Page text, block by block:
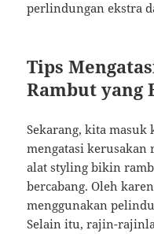
perlindungan ekstra
Tips
Rambut yang
Sekarang, kita masuk
mengatasi kerusakan
alat styling bikin
bercabang. Oleh
menggunakan
Selain itu, rajin-